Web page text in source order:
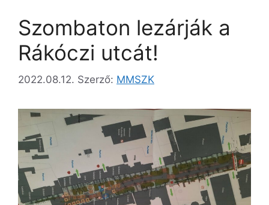
Szombaton lezárják a
Rákóczi utcát!
2022.08.12. Szerző: MMSZK